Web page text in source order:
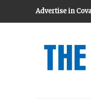
Advertise in